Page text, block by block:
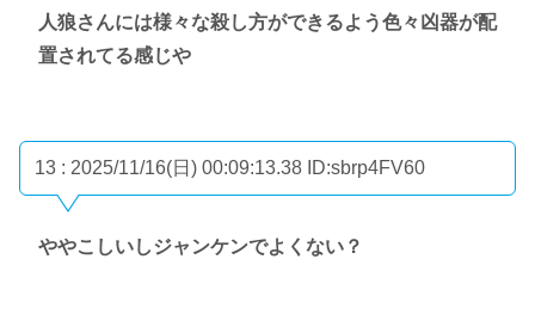
人狼さんには様々な殺し方ができるよう色々凶器が配
置されてる感じや
13 : 2025/11/16(日) 00:09:13.38 ID:sbrp4FV60
ややこしいしジャンケンでよくない？